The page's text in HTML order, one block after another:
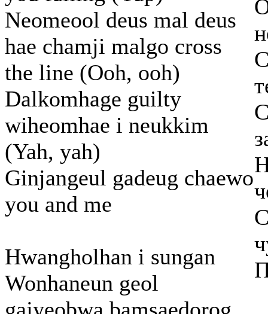
Neomeool deus mal deus
hae chamji malgo cross
the line (Ooh, ooh)
Dalkomhage guilty
wiheomhae i neukkim
(Yah, yah)
Ginjangeul gadeug chaewo
you and me
Hwangholhan i sungan
Wonhaneun geol